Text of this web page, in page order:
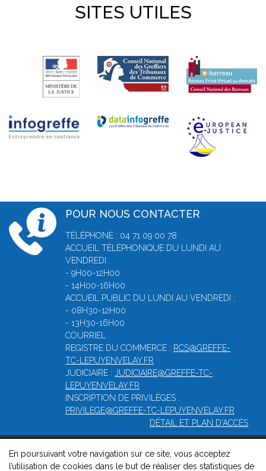
SITES UTILES
POUR NOUS CONTACTER
TÉLÉPHONE : 04 71 09 00 78
ACCUEIL TÉLÉPHONIQUE DU LUNDI AU
VENDREDI :
- 9H00-12H00
- 14H00-16H00
ACCUEIL PUBLIC DU LUNDI AU VENDREDI :
- 08H30-12H00
- 13H30-16H00
COURRIEL :
REGISTRE DU COMMERCE : RCS@GREFFE-
TC-LEPUYENVELAY.FR
JUDICIAIRE : JUDICIAIRE@GREFFE-TC-
LEPUYENVELAY.FR
INSCRIPTION DE PRIVILÈGES :
PRIVILEGE@GREFFE-TC-LEPUYENVELAY.FR
DÉTAIL ET PLAN D'ACCÈS
© 2026, Greffe du Tribunal de Commerce de Le puy-en-velay -
En poursuivant votre navigation sur ce site, vous acceptez
l’utilisation de cookies dans le but de réaliser des statistiques de